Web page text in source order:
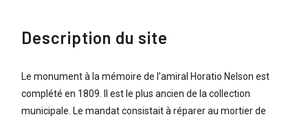
Description du site
Le monument à la mémoire de l’amiral Horatio Nelson est
complété en 1809. Il est le plus ancien de la collection
municipale. Le mandat consistait à réparer au mortier de